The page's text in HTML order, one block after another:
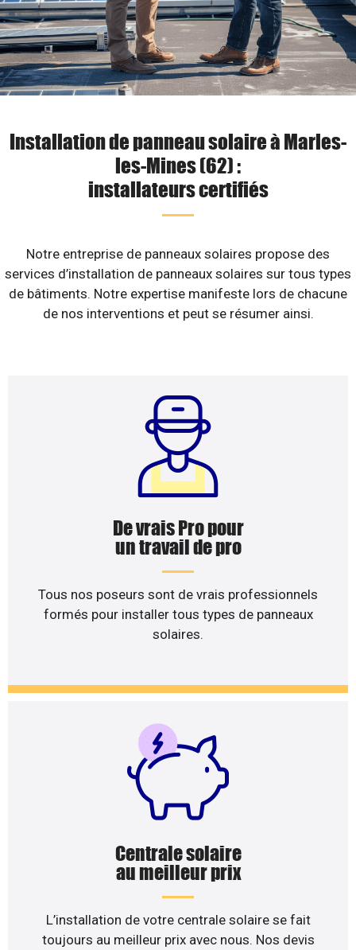
Installation de panneau solaire à Marles-
les-Mines (62) :
installateurs certifiés
Notre entreprise de panneaux solaires propose des
services d’installation de panneaux solaires sur tous types
de bâtiments. Notre expertise manifeste lors de chacune
de nos interventions et peut se résumer ainsi.
De vrais Pro pour
un travail de pro
Tous nos poseurs sont de vrais professionnels
formés pour installer tous types de panneaux
solaires.
Centrale solaire
au meilleur prix
L’installation de votre centrale solaire se fait
toujours au meilleur prix avec nous. Nos devis